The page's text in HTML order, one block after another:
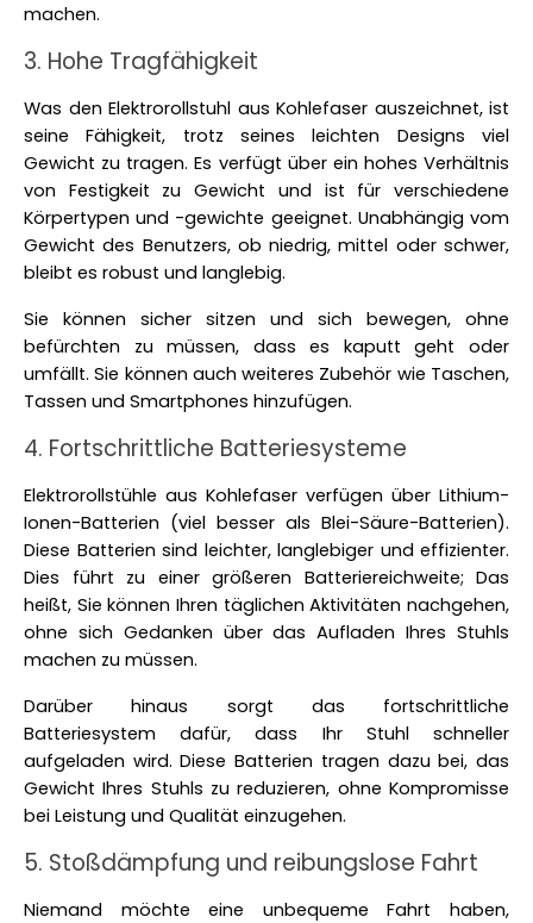
machen.
3. Hohe Tragfähigkeit
Was den Elektrorollstuhl aus Kohlefaser auszeichnet, ist
seine Fähigkeit, trotz seines leichten Designs viel
Gewicht zu tragen. Es verfügt über ein hohes Verhältnis
von Festigkeit zu Gewicht und ist für verschiedene
Körpertypen und -gewichte geeignet. Unabhängig vom
Gewicht des Benutzers, ob niedrig, mittel oder schwer,
bleibt es robust und langlebig.
Sie können sicher sitzen und sich bewegen, ohne
befürchten zu müssen, dass es kaputt geht oder
umfällt. Sie können auch weiteres Zubehör wie Taschen,
Tassen und Smartphones hinzufügen.
4. Fortschrittliche Batteriesysteme
Elektrorollstühle aus Kohlefaser verfügen über Lithium-
Ionen-Batterien (viel besser als Blei-Säure-Batterien).
Diese Batterien sind leichter, langlebiger und effizienter.
Dies führt zu einer größeren Batteriereichweite; Das
heißt, Sie können Ihren täglichen Aktivitäten nachgehen,
ohne sich Gedanken über das Aufladen Ihres Stuhls
machen zu müssen.
Darüber hinaus sorgt das fortschrittliche
Batteriesystem dafür, dass Ihr Stuhl schneller
aufgeladen wird. Diese Batterien tragen dazu bei, das
Gewicht Ihres Stuhls zu reduzieren, ohne Kompromisse
bei Leistung und Qualität einzugehen.
5. Stoßdämpfung und reibungslose Fahrt
Niemand möchte eine unbequeme Fahrt haben,